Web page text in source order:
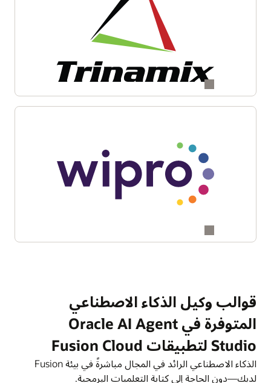
قوالب وكيل الذكاء الاصطناعي
المتوفرة في Oracle AI Agent
Studio لتطبيقات Fusion Cloud
الذكاء الاصطناعي الرائد في المجال مباشرةً في بيئة Fusion
لديك—دون الحاجة إلى كتابة التعلميات البرمجية.